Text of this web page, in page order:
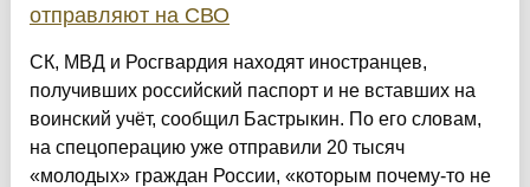
отправляют на СВО
СК, МВД и Росгвардия находят иностранцев,
получивших российский паспорт и не вставших на
воинский учёт, сообщил Бастрыкин. По его словам,
на спецоперацию уже отправили 20 тысяч
«молодых» граждан России, «которым почему-то не